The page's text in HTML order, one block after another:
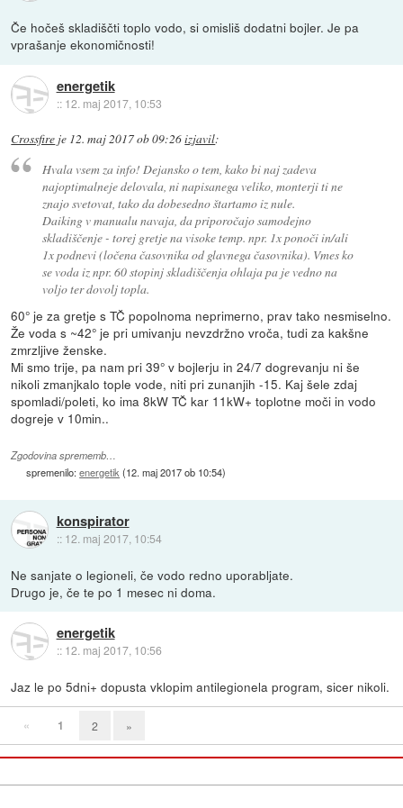
Če hočeš skladiščti toplo vodo, si omisliš dodatni bojler. Je pa
vprašanje ekonomičnosti!
energetik
:: 12. maj 2017, 10:53
Crossfire je 12. maj 2017 ob 09:26izjavil:
Hvala vsem za info! Dejansko o tem, kako bi naj zadeva
najoptimalneje delovala, ni napisanega veliko, monterji ti ne
znajo svetovat, tako da dobesedno štartamo iz nule.
Daiking v manualu navaja, da priporočajo samodejno
skladiščenje - torej gretje na visoke temp. npr. 1x ponoči in/ali
1x podnevi (ločena časovnika od glavnega časovnika). Vmes ko
se voda iz npr. 60 stopinj skladiščenja ohlaja pa je vedno na
voljo ter dovolj topla.
60° je za gretje s TČ popolnoma neprimerno, prav tako nesmiselno.
Že voda s ~42° je pri umivanju nevzdržno vroča, tudi za kakšne
zmrzljive ženske.
Mi smo trije, pa nam pri 39° v bojlerju in 24/7 dogrevanju ni še
nikoli zmanjkalo tople vode, niti pri zunanjih -15. Kaj šele zdaj
spomladi/poleti, ko ima 8kW TČ kar 11kW+ toplotne moči in vodo
dogreje v 10min..
Zgodovina sprememb…
spremenilo:energetik (12. maj 2017 ob 10:54)
konspirator
:: 12. maj 2017, 10:54
Ne sanjate o legioneli, če vodo redno uporabljate.
Drugo je, če te po 1 mesec ni doma.
energetik
:: 12. maj 2017, 10:56
Jaz le po 5dni+ dopusta vklopim antilegionela program, sicer nikoli.
« 1 2 »